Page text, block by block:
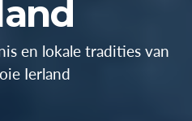
en lokale tradities van
Ierland